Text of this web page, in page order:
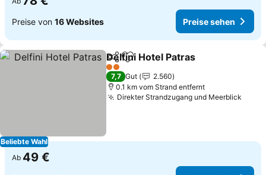
Preise von 16 Websites Preise sehen
Beliebte Wahl
TeilenZu Favoriten hinzufügen
Delfini Hotel Patras
2 Sterne
7,7 Gut
2.560
0.1 km vom Strand entfernt
Direkter Strandzugang und Meerblick
Ab 49 €